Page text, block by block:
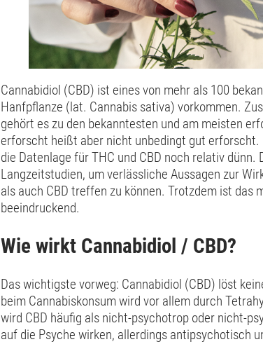
Cannabidiol (CBD) ist eines von mehr als 100
Hanfpflanze (lat. Cannabis sativa) vorkommen.
gehört es zu den bekanntesten und am meisten
erforscht heißt aber nicht unbedingt gut
die Datenlage für THC und CBD noch relativ
Langzeitstudien, um verlässliche Aussagen zur
als auch CBD treffen zu können. Trotzdem ist das
beeindruckend.
Wie wirkt Cannabidiol / CBD?
Das wichtigste vorweg: Cannabidiol (CBD) löst
beim Cannabiskonsum wird vor allem durch
wird CBD häufig als nicht-psychotrop oder nicht-
auf die Psyche wirken, allerdings antipsychotisch